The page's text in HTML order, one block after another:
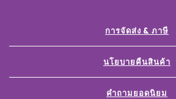
การจัดส่ง & ภาษี
นโยบายคืนสินค้า
คำถามยอดนิยม